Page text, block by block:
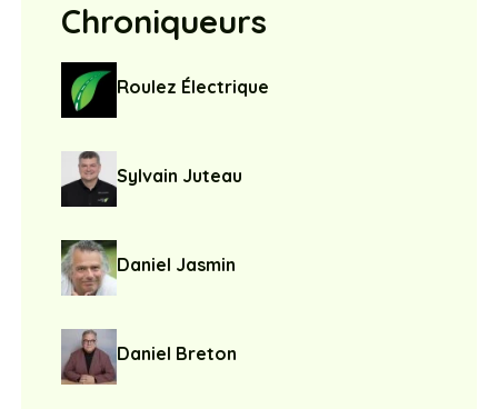
Chroniqueurs
Roulez Électrique
Sylvain Juteau
Daniel Jasmin
Daniel Breton